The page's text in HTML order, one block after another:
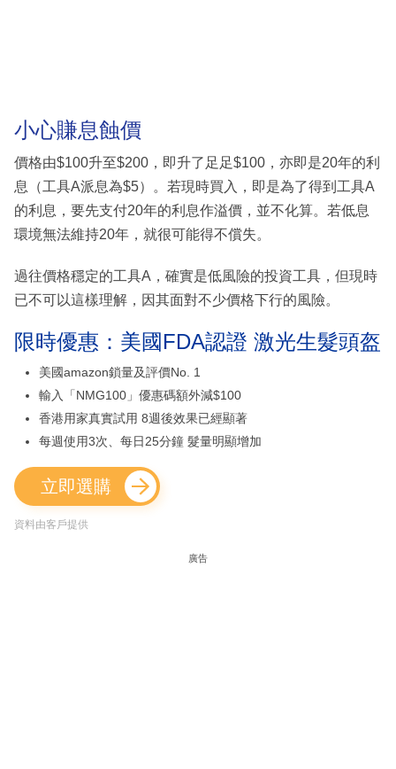
小心賺息蝕價
價格由$100升至$200，即升了足足$100，亦即是20年的利
息（工具A派息為$5）。若現時買入，即是為了得到工具A
的利息，要先支付20年的利息作溢價，並不化算。若低息
環境無法維持20年，就很可能得不償失。
過往價格穩定的工具A，確實是低風險的投資工具，但現時
已不可以這樣理解，因其面對不少價格下行的風險。
限時優惠：美國FDA認證 激光生髮頭盔
美國amazon鎖量及評價No. 1
輸入「NMG100」優惠碼額外減$100
香港用家真實試用 8週後效果已經顯著
每週使用3次、每日25分鐘 髮量明顯增加
立即選購
資料由客戶提供
廣告